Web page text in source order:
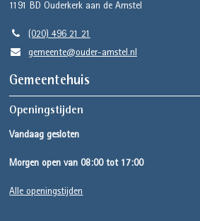
1191 BD Ouderkerk aan de Amstel
(020) 496 21 21
gemeente@ouder-amstel.nl
Gemeentehuis
Openingstijden
Vandaag gesloten
Morgen open van 08:00 tot 17:00
Alle openingstijden